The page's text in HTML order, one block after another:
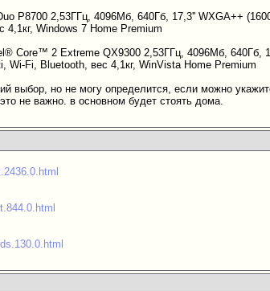
P8700 2,53ГГц, 4096Мб, 640Гб, 17,3'' WXGA++
4,1кг, Windows 7 Home Premium
Core™ 2 Extreme QX9300 2,53ГГц, 4096Мб, 640Гб,
Wi-Fi, Bluetooth, вес 4,1кг, WinVista Home Premium
выбор, но не могу определится, если можно
не важно. в основном будет стоять дома.